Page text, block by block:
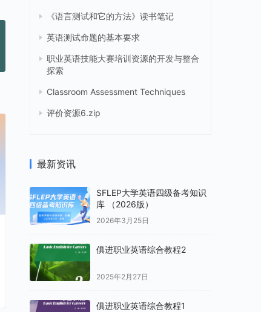
《语言测试和它的方法》读书笔记
英语测试命题的基本要求
职业英语技能大赛培训资源的开发与整合
探索
Classroom Assessment Techniques
评价资源6.zip
最新资讯
SFLEP大学英语四级备考知识
库 （2026版）
2026年3月25日
俱进职业英语综合教程2
2025年2月27日
俱进职业英语综合教程1